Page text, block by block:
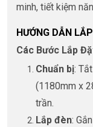
minh, tiết kiệm
HƯỚNG DẪN
Các Bước Lắp
Chuẩn bị:
(1180mm x
trần.
Lắp đèn: